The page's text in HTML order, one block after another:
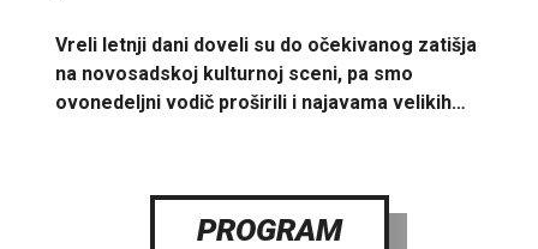
Vreli letnji dani doveli su do očekivanog zatišja
na novosadskoj kulturnoj sceni, pa smo
ovonedeljni vodič proširili i najavama velikih…
PROGRAM